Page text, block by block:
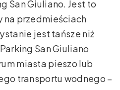
San Giuliano. Jest to
na przedmieściach
jest tańsze niż
San Giuliano
miasta pieszo lub
transportu wodnego –